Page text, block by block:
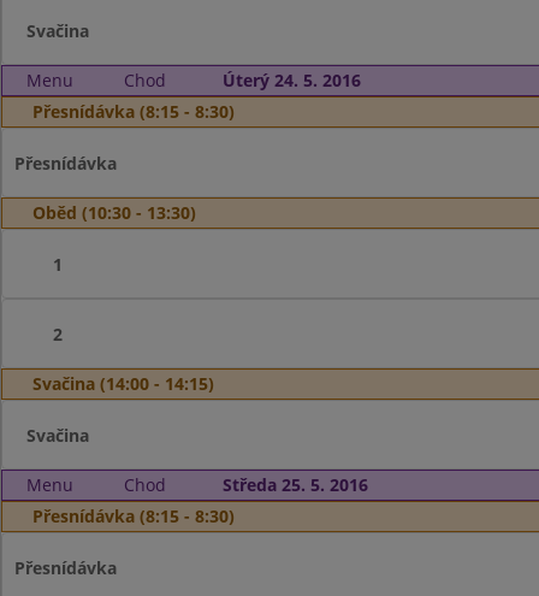
Svačina
Menu Chod
Úterý 24. 5. 2016
Přesnídávka (8:15 - 8:30)
Přesnídávka
Oběd (10:30 - 13:30)
1
2
Svačina (14:00 - 14:15)
Svačina
Menu Chod
Středa 25. 5. 2016
Přesnídávka (8:15 - 8:30)
Přesnídávka